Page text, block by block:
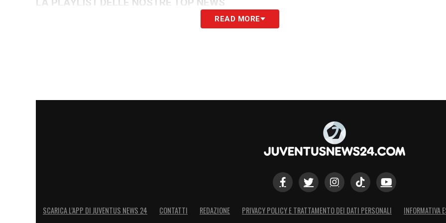
LA PLAYLIST DELLE NOSTRE TOP NEWS
READ MORE
SCARICA L’APP DI JUVENTUS NEWS 24 CONTATTI REDAZIONE PRIVACY POLICY E TRATTAMENTO DEI DATI PERSONALI INFORMATIVA